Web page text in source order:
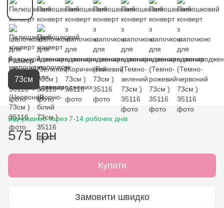
Размер
73см
Відправимо через 7-14 робочих днів
575 грн
Купити
Замовити швидко